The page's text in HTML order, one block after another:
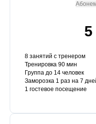
5
8 занятий с тренером
Тренировка 90 мин
Группа до 14 человек
Заморозка 1 раз на 7
1 гостевое посещение